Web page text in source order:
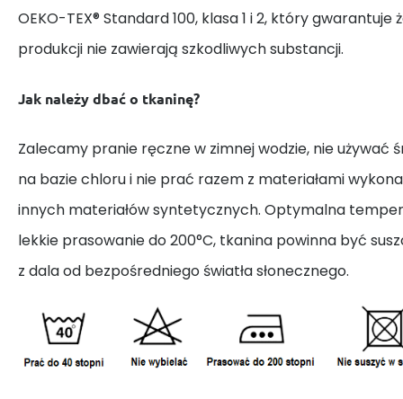
OEKO-TEX® Standard 100, klasa 1 i 2, który gwarantuje
produkcji nie zawierają szkodliwych substancji.
Jak należy dbać o tkaninę?
Zalecamy pranie ręczne w zimnej wodzie, nie używać
na bazie chloru i nie prać razem z materiałami
innych materiałów syntetycznych. Optymalna
lekkie prasowanie do 200°C, tkanina powinna być
z dala od bezpośredniego światła słonecznego.